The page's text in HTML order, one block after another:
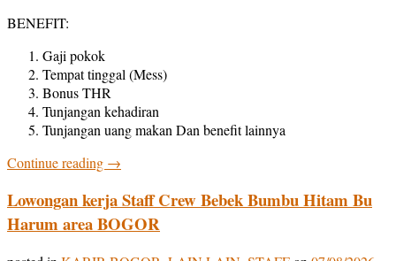
BENEFIT:
Gaji pokok
Tempat tinggal (Mess)
Bonus THR
Tunjangan kehadiran
Tunjangan uang makan Dan benefit lainnya
Continue reading →
Lowongan kerja Staff Crew Bebek Bumbu Hitam Bu
Harum area BOGOR